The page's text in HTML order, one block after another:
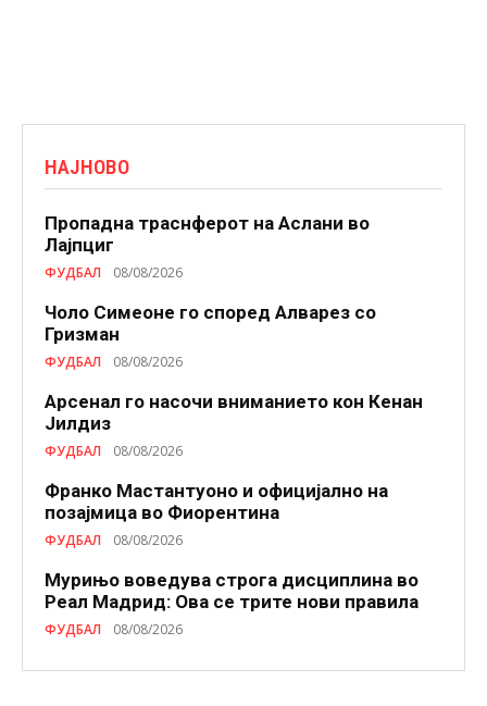
НАЈНОВО
Пропадна траснферот на Аслани во
Лајпциг
ФУДБАЛ 08/08/2026
Чоло Симеоне го според Алварез со
Гризман
ФУДБАЛ 08/08/2026
Арсенал го насочи вниманието кон Кенан
Јилдиз
ФУДБАЛ 08/08/2026
Франко Мастантуоно и официјално на
позајмица во Фиорентина
ФУДБАЛ 08/08/2026
Мурињо воведува строга дисциплина во
Реал Мадрид: Ова се трите нови правила
ФУДБАЛ 08/08/2026